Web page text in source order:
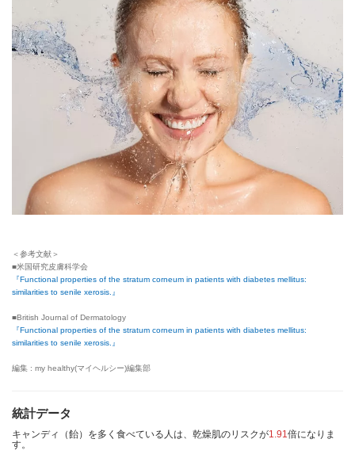
＜参考文献＞
■米国研究皮膚科学会
『Functional properties of the stratum corneum in patients with diabetes mellitus:
similarities to senile xerosis.』
■British Journal of Dermatology
『Functional properties of the stratum corneum in patients with diabetes mellitus:
similarities to senile xerosis.』
編集 : my healthy(マイヘルシー)編集部
統計データ
キャンディ（飴）を多く食べている人は、乾燥肌のリスクが1.91 倍になりま
す。